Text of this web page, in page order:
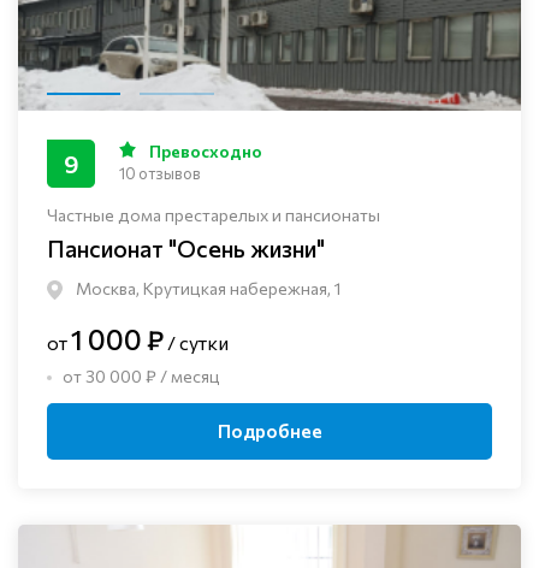
Частные дома престарелых и пансионаты
Пансионат "Осень жизни"
Москва, Крутицкая набережная, 1
9 Превосходно
10 отзывов
от1 000 ₽ / сутки
от 30 000 ₽ / месяц
Подробнее